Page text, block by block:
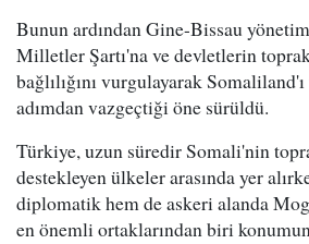
Bunun ardından Gine-Bissau
Milletler Şartı'na ve devletlerin
bağlılığını vurgulayarak
adımdan vazgeçtiği öne sürüldü.
Türkiye, uzun süredir Somali'nin
destekleyen ülkeler arasında yer
diplomatik hem de askeri alanda
en önemli ortaklarından biri